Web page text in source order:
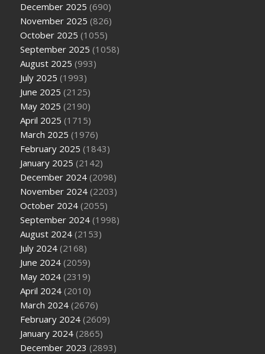
December 2025 (690)
November 2025 (826)
October 2025 (1055)
September 2025 (1058)
August 2025 (993)
July 2025 (1993)
June 2025 (2125)
May 2025 (2190)
April 2025 (1715)
March 2025 (1976)
February 2025 (1843)
January 2025 (2142)
December 2024 (2098)
November 2024 (2203)
October 2024 (2055)
September 2024 (1998)
August 2024 (2153)
July 2024 (2168)
June 2024 (2059)
May 2024 (2319)
April 2024 (2010)
March 2024 (2676)
February 2024 (2609)
January 2024 (2865)
December 2023 (2893)